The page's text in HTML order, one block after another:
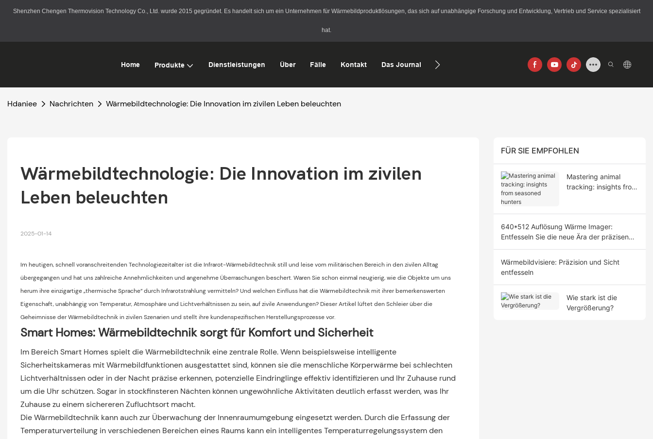
Shenzhen Chengen Thermovision Technology Co., Ltd. wurde 2015 gegründet. Es handelt sich um ein Unternehmen für Wärmebildproduktlösungen, das sich auf unabhängige Forschung und Entwicklung, Vertrieb und Service spezialisiert
hat.
Home Produkte Dienstleistungen Über Fälle Kontakt Das Journal 256×192
Hdaniee Nachrichten Wärmebildtechnologie: Die Innovation im zivilen Leben beleuchten
Wärmebildtechnologie: Die Innovation im zivilen
Leben beleuchten
2025-01-14
Im heutigen, schnell voranschreitenden Technologiezeitalter ist die Infrarot-Wärmebildtechnik still und leise vom militärischen Bereich in den zivilen Alltag
übergegangen und hat uns zahlreiche Annehmlichkeiten und angenehme Überraschungen beschert. Waren Sie schon einmal neugierig, wie die Objekte um uns
herum ihre einzigartige „thermische Sprache“ durch Infrarotstrahlung vermitteln? Und welchen Einfluss hat die Wärmebildtechnik mit ihrer bemerkenswerten
Eigenschaft, unabhängig von Temperatur, Atmosphäre und Lichtverhältnissen zu sein, auf zivile Anwendungen? Dieser Artikel lüftet den Schleier über die
Geheimnisse der Wärmebildtechnik in zivilen Szenarien und stellt ihre kundenspezifischen Herstellungsprozesse vor.
Smart Homes: Wärmebildtechnik sorgt für Komfort und Sicherheit
Im Bereich Smart Homes spielt die Wärmebildtechnik eine zentrale Rolle. Wenn beispielsweise intelligente
Sicherheitskameras mit Wärmebildfunktionen ausgestattet sind, können sie die menschliche Körperwärme bei schlechten
Lichtverhältnissen oder in der Nacht präzise erkennen, potenzielle Eindringlinge effektiv identifizieren und Ihr Zuhause rund
um die Uhr schützen. Sogar in stockfinsteren Nächten können ungewöhnliche Aktivitäten deutlich erfasst werden, was Ihr
Zuhause zu einem sichereren Zufluchtsort macht.
Die Wärmebildtechnik kann auch zur Überwachung der Innenraumumgebung eingesetzt werden. Durch die Erfassung der
Temperaturverteilung in verschiedenen Bereichen eines Raums kann ein intelligentes Temperaturregelungssystem den
FÜR SIE EMPFOHLEN
Mastering animal
tracking: insights from
640*512 Auflösung Wärme Imager:
Entfesseln Sie die neue Ära der präzisen
Wärmebildvisiere: Präzision und Sicht
entfesseln
Wie stark ist die
Vergrößerung?